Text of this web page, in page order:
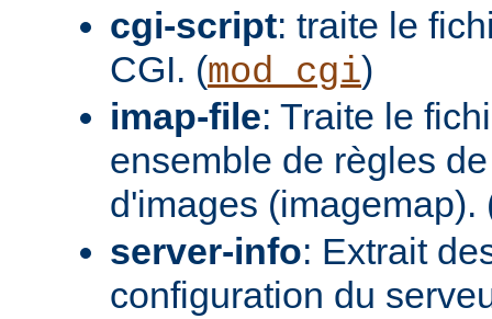
cgi-script: traite le
CGI. (mod_cgi)
imap-file: Traite le
ensemble de règles
d'images (imagemap).
server-info: Extrait
configuration du